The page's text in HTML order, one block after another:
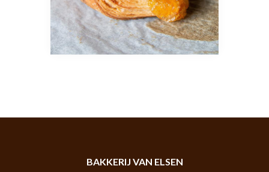
BAKKERIJ VAN ELSEN